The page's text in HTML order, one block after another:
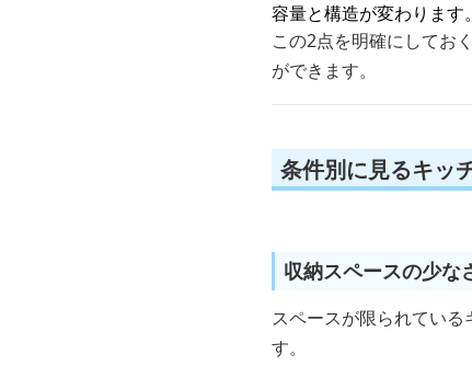
容量と構造が変わります。
この2点を明確にしてお
ができます。
条件別に見るキッ
収納スペースの少な
スペースが限られてい
す。